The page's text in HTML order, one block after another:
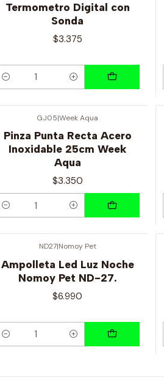
Termometro Digital con
Sonda
$3.375
Cantidad
GJ05|Week Aqua
Pinza Punta Recta Acero
Inoxidable 25cm Week
Aqua
$3.350
Cantidad
ND27|Nomoy Pet
Ampolleta Led Luz Noche
Nomoy Pet ND-27.
$6.990
Cantidad